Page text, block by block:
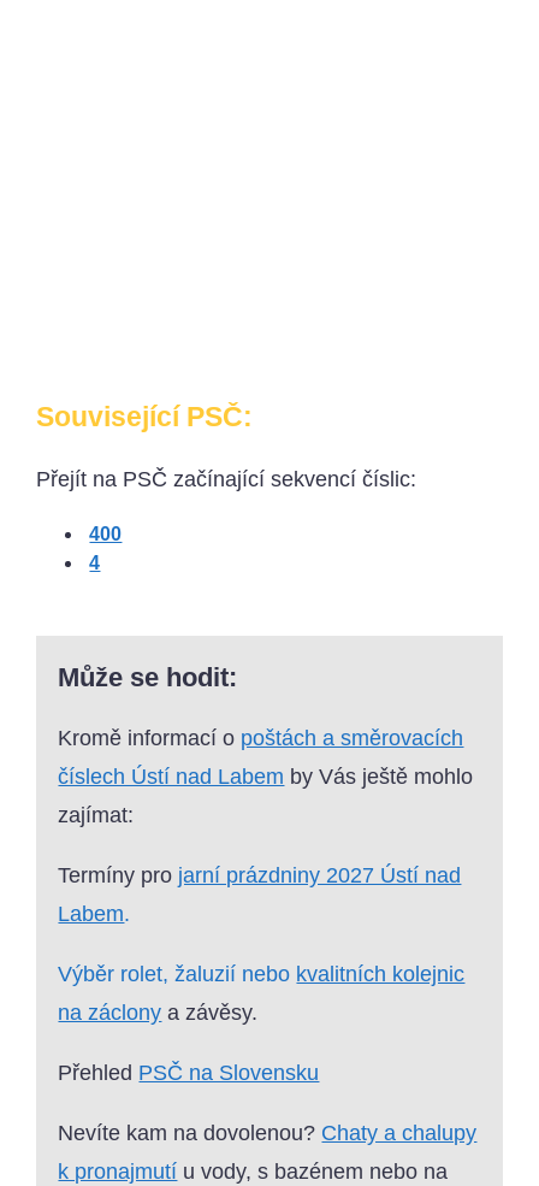
Související PSČ:
Přejít na PSČ začínající sekvencí číslic:
400
4
Může se hodit:
Kromě informací o poštách a směrovacích
číslech Ústí nad Labem by Vás ještě mohlo
zajímat:
Termíny pro jarní prázdniny 2027 Ústí nad
Labem.
Výběr rolet, žaluzií nebo kvalitních kolejnic
na záclony a závěsy.
Přehled PSČ na Slovensku
Nevíte kam na dovolenou? Chaty a chalupy
k pronajmutí u vody, s bazénem nebo na